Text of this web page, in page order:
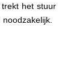
het stuur